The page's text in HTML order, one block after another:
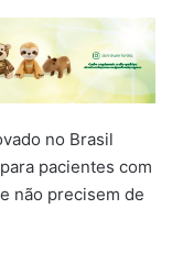
no Brasil
pacientes com
não precisem de